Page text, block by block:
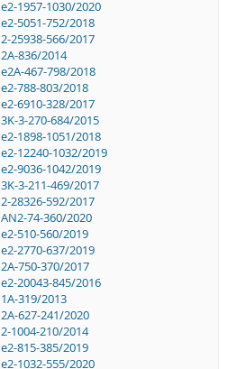
e2-1957-1030/2020
e2-5051-752/2018
2-25938-566/2017
2A-836/2014
e2A-467-798/2018
e2-788-803/2018
e2-6910-328/2017
3K-3-270-684/2015
e2-1898-1051/2018
e2-12240-1032/2019
e2-9036-1042/2019
3K-3-211-469/2017
2-28326-592/2017
AN2-74-360/2020
e2-510-560/2019
e2-2770-637/2019
2A-750-370/2017
e2-20043-845/2016
1A-319/2013
2A-627-241/2020
2-1004-210/2014
e2-815-385/2019
e2-1032-555/2020